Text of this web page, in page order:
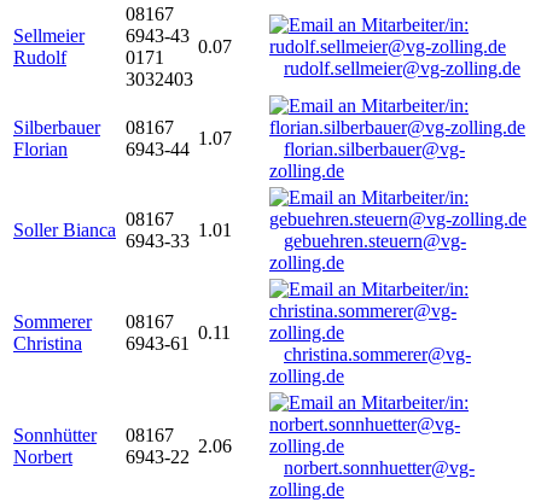
Sellmeier
Rudolf
08167
6943-43
0171
3032403
0.07
rudolf.sellmeier@vg-zolling.de
Silberbauer
Florian
08167
6943-44
1.07
florian.silberbauer@vg-
zolling.de
Soller Bianca
08167
6943-33
1.01
gebuehren.steuern@vg-
zolling.de
Sommerer
Christina
08167
6943-61
0.11
christina.sommerer@vg-
zolling.de
Sonnhütter
Norbert
08167
6943-22
2.06
norbert.sonnhuetter@vg-
zolling.de